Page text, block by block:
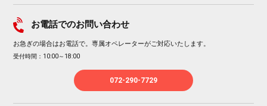
お電話でのお問い合わせ
お急ぎの場合はお電話で。専属オペレーターがご対応いたします。
受付時間：10:00～18:00
072-290-7729